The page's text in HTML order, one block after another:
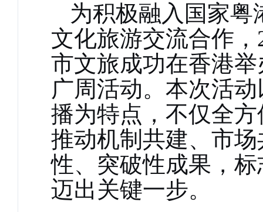
为积极融入国家
文化旅游交流合作，
市文旅成功在香港举
广周活动。本次活
播为特点，不仅全
推动机制共建、市
性、突破性成果，
迈出关键一步。